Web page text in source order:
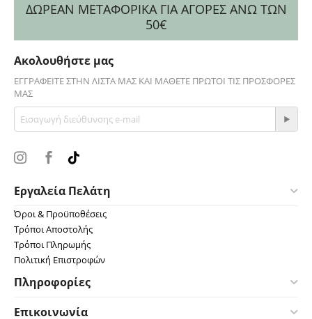
ΔΩΡΕΑΝ ΜΕΤΑΦΟΡΙΚΑ ΓΙΑ ΑΓΟΡΕΣ ΑΝΩ ΤΩΝ
50€
Ακολουθήστε μας
ΕΓΓΡΑΦΕΊΤΕ ΣΤΗΝ ΛΊΣΤΑ ΜΑΣ ΚΑΙ ΜΆΘΕΤΕ ΠΡΏΤΟΙ ΤΙΣ ΠΡΟΣΦΟΡΈΣ
ΜΑΣ
Εργαλεία Πελάτη
Όροι & Προϋποθέσεις
Τρόποι Αποστολής
Τρόποι Πληρωμής
Πολιτική Επιστροφών
Πληροφορίες
Επικοινωνία